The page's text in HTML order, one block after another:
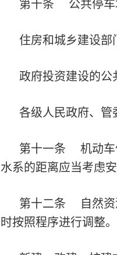
第十条 公共停车
住房和城乡建设
政府投资建设的公
各级人民政府、管
第十一条 机动车
水系的距离应当考虑
第十二条 自然资
时按照程序进行调整。